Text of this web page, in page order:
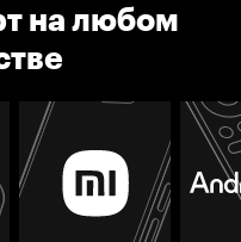
на любом